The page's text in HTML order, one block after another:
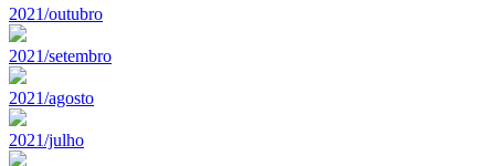
2021/outubro
2021/setembro
2021/agosto
2021/julho